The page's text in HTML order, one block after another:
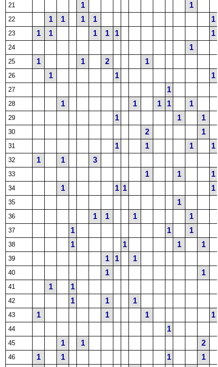
21 1 1
22 1 1 1 1 1
23 1 1 1 1 1 1
24 1
25 1 1 2 1
26 1 1 1
27 1
28 1 1 1 1 1
29 1 1 1
30 2 1
31 1 1 1 1
32 1 1 3
33 1 1 1
34 1 1 1 1
35 1
36 1 1 1 1
37 1 1 1
38 1 1 1 1
39 1 1 1
40 1 1
41 1 1
42 1 1 1
43 1 1 1 1
44 1
45 1 1 2
46 1 1 1 1